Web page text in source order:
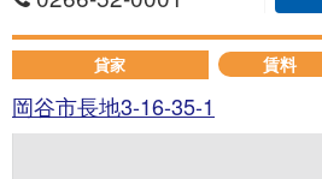
貸家 賃料
岡谷市長地3-16-35-1